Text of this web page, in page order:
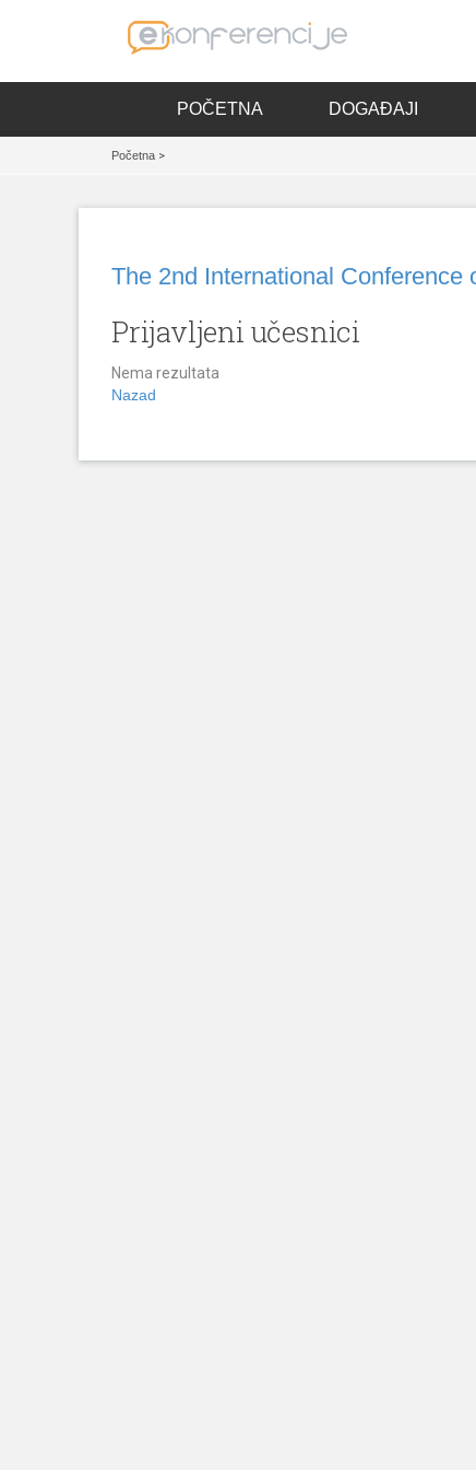
POČETNA DOGAĐAJI
Početna >
The 2nd International Conference
Prijavljeni učesnici
Nema rezultata
Nazad